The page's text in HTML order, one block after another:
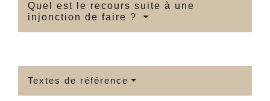
Quel est le recours suite à une
injonction de faire ?
Textes de référence